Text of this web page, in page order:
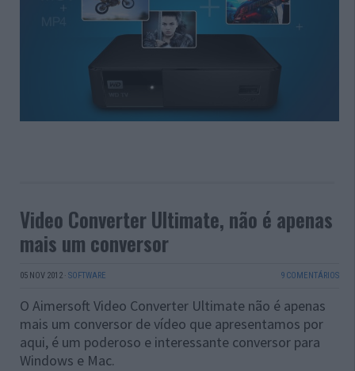
Video Converter Ultimate, não é apenas
mais um conversor
05 NOV 2012 · SOFTWARE 9 COMENTÁRIOS
O Aimersoft Video Converter Ultimate não é apenas
mais um conversor de vídeo que apresentamos por
aqui, é um poderoso e interessante conversor para
Windows e Mac.